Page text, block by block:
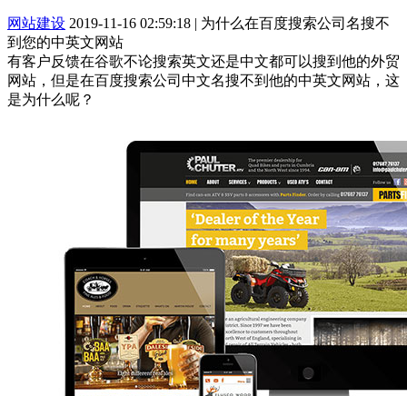
网站建设 2019-11-16 02:59:18 | 为什么在百度搜索公司名搜不
到您的中英文网站
有客户反馈在谷歌不论搜索英文还是中文都可以搜到他的外贸
网站，但是在百度搜索公司中文名搜不到他的中英文网站，这
是为什么呢？